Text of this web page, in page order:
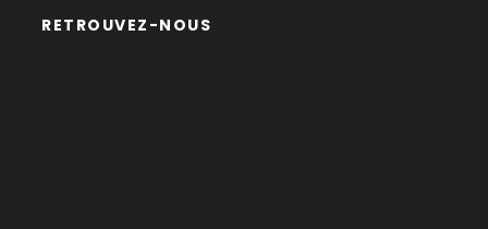
RETROUVEZ-NOUS